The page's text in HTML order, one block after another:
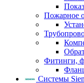
Пожарное
Фитинги,
Системы